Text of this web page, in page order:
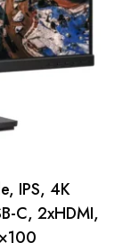
IPS, 4K
C, 2xHDMI,